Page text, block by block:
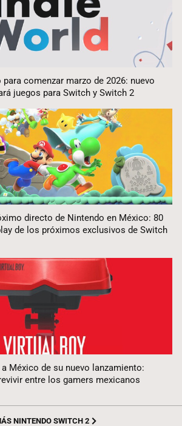
comenzar marzo de 2026: nuevo
juegos para Switch y Switch 2
directo de Nintendo en México: 80
de los próximos exclusivos de Switch
México de su nuevo lanzamiento:
entre los gamers mexicanos
NINTENDO SWITCH 2